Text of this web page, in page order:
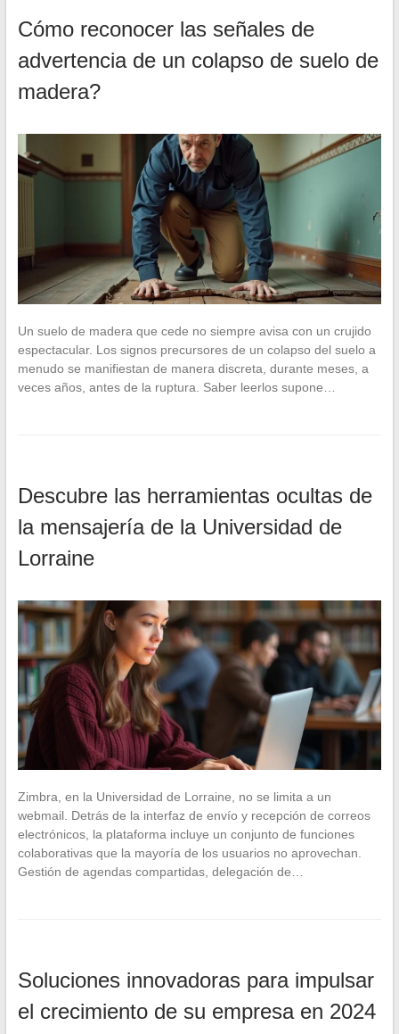
Cómo reconocer las señales de
advertencia de un colapso de suelo de
madera?
Un suelo de madera que cede no siempre avisa con un crujido
espectacular. Los signos precursores de un colapso del suelo a
menudo se manifiestan de manera discreta, durante meses, a
veces años, antes de la ruptura. Saber leerlos supone…
Descubre las herramientas ocultas de
la mensajería de la Universidad de
Lorraine
Zimbra, en la Universidad de Lorraine, no se limita a un
webmail. Detrás de la interfaz de envío y recepción de correos
electrónicos, la plataforma incluye un conjunto de funciones
colaborativas que la mayoría de los usuarios no aprovechan.
Gestión de agendas compartidas, delegación de…
Soluciones innovadoras para impulsar
el crecimiento de su empresa en 2024